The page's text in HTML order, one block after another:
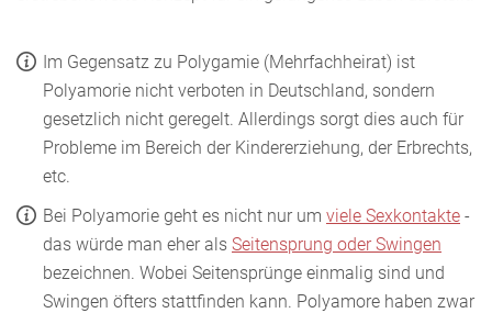
Im Gegensatz zu Polygamie (Mehrfachheirat) ist
Polyamorie nicht verboten in Deutschland, sondern
gesetzlich nicht geregelt. Allerdings sorgt dies auch für
Probleme im Bereich der Kindererziehung, der Erbrechts,
etc.
Bei Polyamorie geht es nicht nur um viele Sexkontakte -
das würde man eher als Seitensprung oder Swingen
bezeichnen. Wobei Seitensprünge einmalig sind und
Swingen öfters stattfinden kann. Polyamore haben zwar